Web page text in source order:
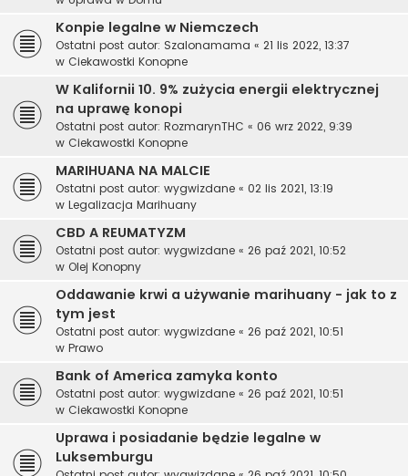
Konpie legalne w Niemczech
Ostatni post autor: Szalonamama « 21 lis 2022, 13:37
w Ciekawostki Konopne
W Kalifornii 10. 9% zużycia energii elektrycznej
na uprawę konopi
Ostatni post autor: RozmarynTHC « 06 wrz 2022, 9:39
w Ciekawostki Konopne
MARIHUANA NA MALCIE
Ostatni post autor: wygwizdane « 02 lis 2021, 13:19
w Legalizacja Marihuany
CBD A REUMATYZM
Ostatni post autor: wygwizdane « 26 paź 2021, 10:52
w Olej Konopny
Oddawanie krwi a używanie marihuany - jak to z
tym jest
Ostatni post autor: wygwizdane « 26 paź 2021, 10:51
w Prawo
Bank of America zamyka konto
Ostatni post autor: wygwizdane « 26 paź 2021, 10:51
w Ciekawostki Konopne
Uprawa i posiadanie będzie legalne w
Luksemburgu